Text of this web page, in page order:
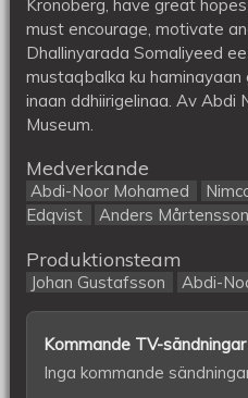
Kronoberg, have great
must encourage, motivate
Dhallinyarada Somaliyeed
mustaqbalka ku
inaan ddhiirigelinaa. Av Abdi
Museum.
Medverkande
Abdi-Noor Mohamed
Edqvist
Anders Mårtensson
Produktionsteam
Johan Gustafsson Abdi-
Kommande TV-sändningar
Inga kommande